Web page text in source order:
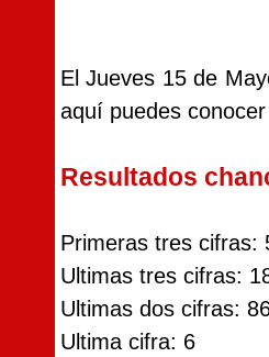
El Jueves 15 de
aquí puedes
Resultados
Primeras tres cifras:
Ultimas tres cifras:
Ultimas dos cifras:
Ultima cifra: 6